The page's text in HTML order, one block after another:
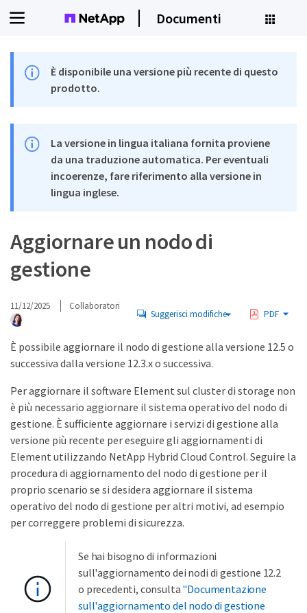
Documenti
È disponibile una versione più recente di questo
prodotto.
La versione in lingua italiana fornita proviene
da una traduzione automatica. Per eventuali
incoerenze, fare riferimento alla versione in
lingua inglese.
Aggiornare un nodo di
gestione
11/12/2025 Collaboratori
Suggerisci modifiche PDF
È possibile aggiornare il nodo di gestione alla versione 12.5 o
successiva dalla versione 12.3.x o successiva.
Per aggiornare il software Element sul cluster di storage non
è più necessario aggiornare il sistema operativo del nodo di
gestione. È sufficiente aggiornare i servizi di gestione alla
versione più recente per eseguire gli aggiornamenti di
Element utilizzando NetApp Hybrid Cloud Control. Seguire la
procedura di aggiornamento del nodo di gestione per il
proprio scenario se si desidera aggiornare il sistema
operativo del nodo di gestione per altri motivi, ad esempio
per correggere problemi di sicurezza.
Se hai bisogno di informazioni
sull'aggiornamento dei nodi di gestione 12.2
o precedenti, consulta "Documentazione
sull'aggiornamento del nodo di gestione